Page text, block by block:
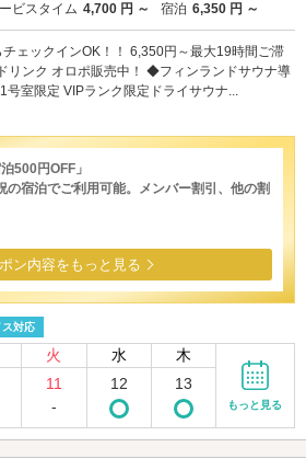
ビスタイム 4,700 円 ～ 宿泊 6,350 円 ～
ェックインOK！！ 6,350円～最大19時間ご滞
リンク オロポ販売中！ ◆フィンランドサウナ導
号室限定 VIPランク限定ドライサウナ...
500円OFF」
の宿泊でご利用可能。メンバー割引、他の割
ン内容をもっと見る
ス対応
火 水 木
11
-
12 13
もっと見る